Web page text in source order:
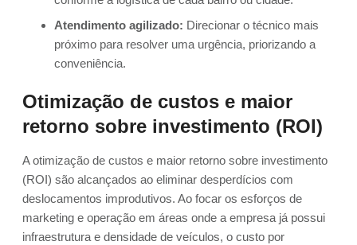
Atendimento agilizado: Direcionar o técnico mais
próximo para resolver uma urgência, priorizando a
conveniência.
Otimização de custos e maior
retorno sobre investimento (ROI)
A otimização de custos e maior retorno sobre investimento
(ROI) são alcançados ao eliminar desperdícios com
deslocamentos improdutivos. Ao focar os esforços de
marketing e operação em áreas onde a empresa já possui
infraestrutura e densidade de veículos, o custo por